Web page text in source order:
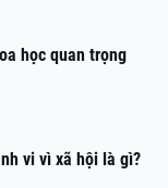
học quan trọng
vi vì xã hội là gì?